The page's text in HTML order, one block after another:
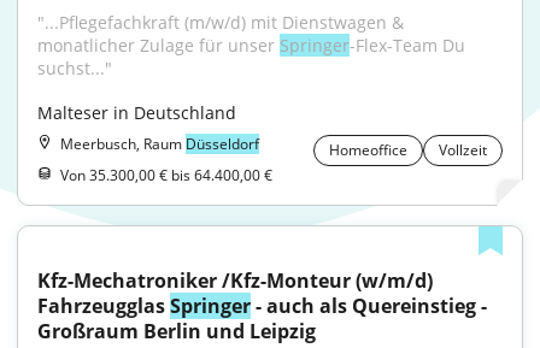
"...Pflegefachkraft (m/w/d) mit Dienstwagen &
monatlicher Zulage für unser Springer-Flex-Team Du
suchst..."
Malteser in Deutschland
Meerbusch, Raum Düsseldorf Homeoffice
Vollzeit
Von 35.300,00 € bis 64.400,00 €
Kfz-Mechatroniker /Kfz-Monteur (w/m/d)
Fahrzeugglas Springer - auch als Quereinstieg -
Großraum Berlin und Leipzig